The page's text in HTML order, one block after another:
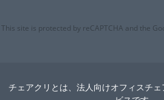
This site is protected by reCAPTCHA and the
チェアクリとは、法人向けオフィスチ